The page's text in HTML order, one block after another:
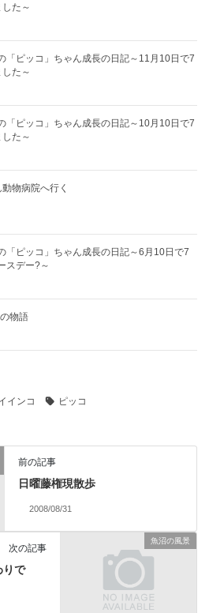
た～
「ピッコ」ちゃん成長の日記～11月10日で7
た～
「ピッコ」ちゃん成長の日記～10月10日で7
た～
物病院へ行く
「ピッコ」ちゃん成長の日記～6月10日で7
スデー?～
物語
インコ ピッコ
前の記事
日曜藤権現散歩
2008/08/31
魚沼の風景
次の記事
りで